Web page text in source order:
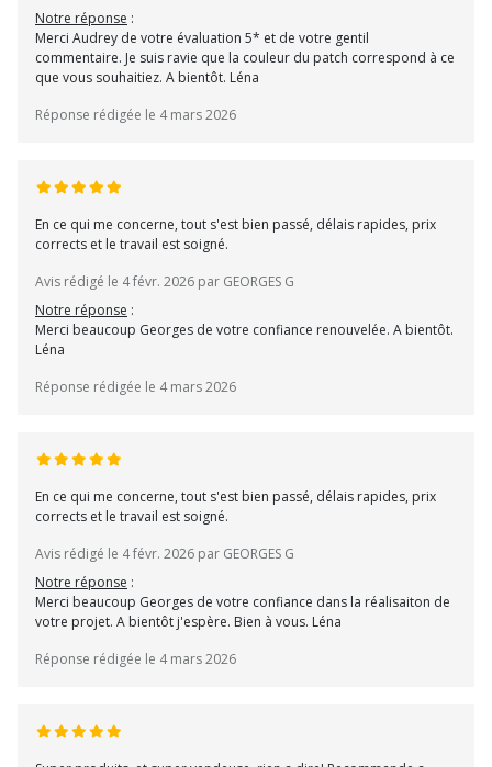
Notre réponse :
Merci Audrey de votre évaluation 5* et de votre gentil
commentaire. Je suis ravie que la couleur du patch correspond à ce
que vous souhaitiez. A bientôt. Léna
Réponse rédigée le 4 mars 2026
En ce qui me concerne, tout s'est bien passé, délais rapides, prix
corrects et le travail est soigné.
Avis rédigé le 4 févr. 2026 par GEORGES G
Notre réponse :
Merci beaucoup Georges de votre confiance renouvelée. A bientôt.
Léna
Réponse rédigée le 4 mars 2026
En ce qui me concerne, tout s'est bien passé, délais rapides, prix
corrects et le travail est soigné.
Avis rédigé le 4 févr. 2026 par GEORGES G
Notre réponse :
Merci beaucoup Georges de votre confiance dans la réalisaiton de
votre projet. A bientôt j'espère. Bien à vous. Léna
Réponse rédigée le 4 mars 2026